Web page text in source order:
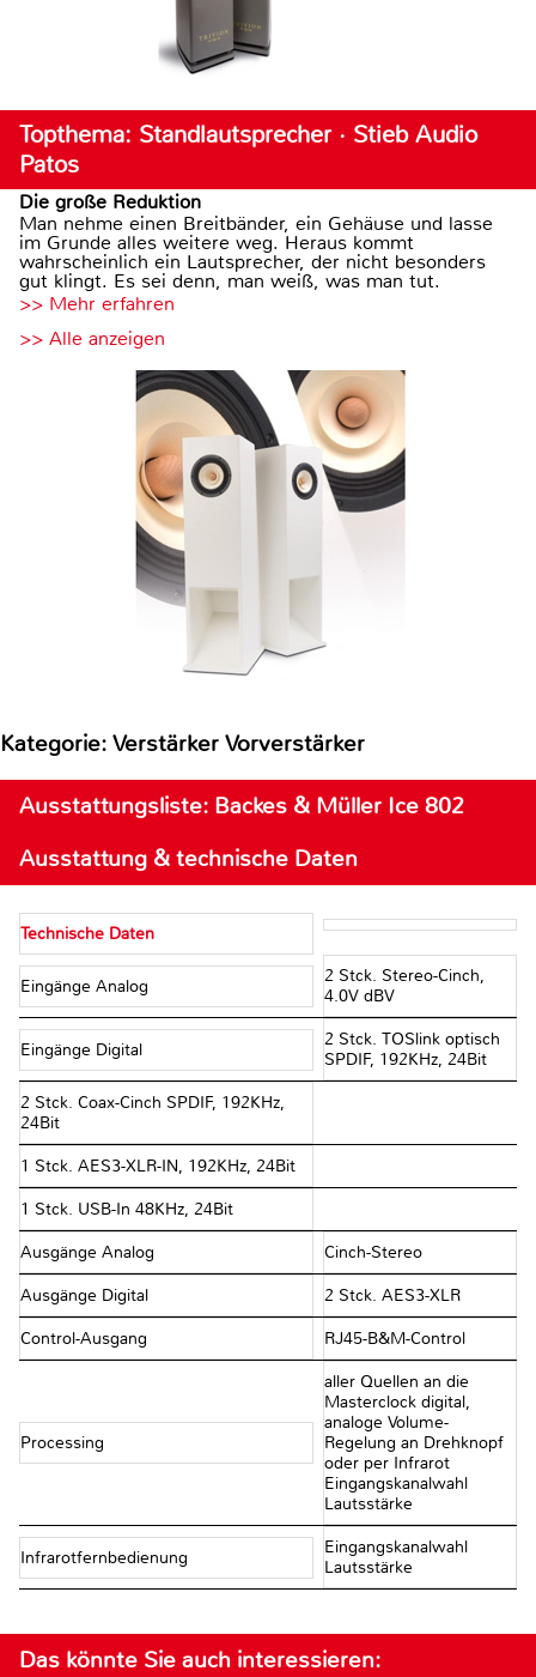
Topthema: Standlautsprecher · Stieb Audio
Patos
Die große Reduktion
Man nehme einen Breitbänder, ein Gehäuse und lasse
im Grunde alles weitere weg. Heraus kommt
wahrscheinlich ein Lautsprecher, der nicht besonders
gut klingt. Es sei denn, man weiß, was man tut.
>> Mehr erfahren
>> Alle anzeigen
Kategorie: Verstärker Vorverstärker
Ausstattungsliste: Backes & Müller Ice 802
Ausstattung & technische Daten
Technische Daten
Eingänge Analog
2 Stck. Stereo-Cinch,
4.0V dBV
Eingänge Digital
2 Stck. TOSlink optisch
SPDIF, 192KHz, 24Bit
2 Stck. Coax-Cinch SPDIF, 192KHz,
24Bit
1 Stck. AES3-XLR-IN, 192KHz, 24Bit
1 Stck. USB-In 48KHz, 24Bit
Ausgänge Analog Cinch-Stereo
Ausgänge Digital 2 Stck. AES3-XLR
Control-Ausgang RJ45-B&M-Control
Processing
aller Quellen an die
Masterclock digital,
analoge Volume-
Regelung an Drehknopf
oder per Infrarot
Eingangskanalwahl
Lautsstärke
Infrarotfernbedienung
Eingangskanalwahl
Lautsstärke
Das könnte Sie auch interessieren: